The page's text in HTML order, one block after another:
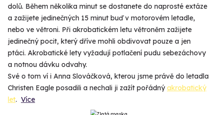
dolů. Během několika minut se dostanete do naprosté extáze
a zažijete jedinečných 15 minut buď v motorovém letadle,
nebo ve větroni. Při akrobatickém letu větroněm zažijete
jedinečný pocit, který dříve mohli obdivovat pouze a jen
ptáci. Akrobatické lety vyžadují potlačení pudu sebezáchovy
a notnou dávku odvahy.
Své o tom ví i Anna Slováčková, kterou jsme právě do letadla
Christen Eagle posadili a nechali ji zažít pořádnýakrobatický
let. Více